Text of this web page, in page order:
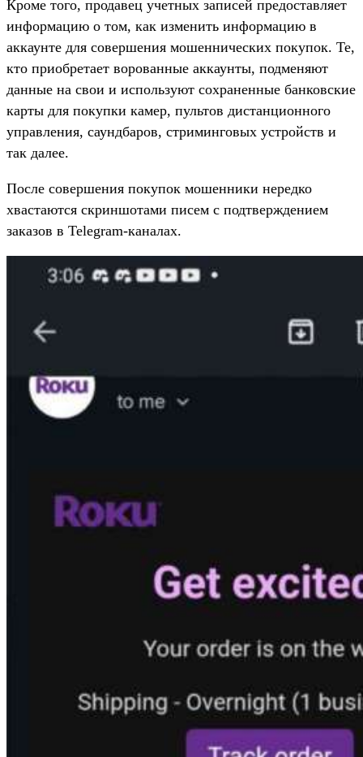
Кроме того, продавец учетных записей предоставляет
информацию о том, как изменить информацию в
аккаунте для совершения мошеннических покупок. Те,
кто приобретает ворованные аккаунты, подменяют
данные на свои и используют сохраненные банковские
карты для покупки камер, пультов дистанционного
управления, саундбаров, стриминговых устройств и
так далее.
После совершения покупок мошенники нередко
хвастаются скриншотами писем с подтверждением
заказов в Telegram-каналах.